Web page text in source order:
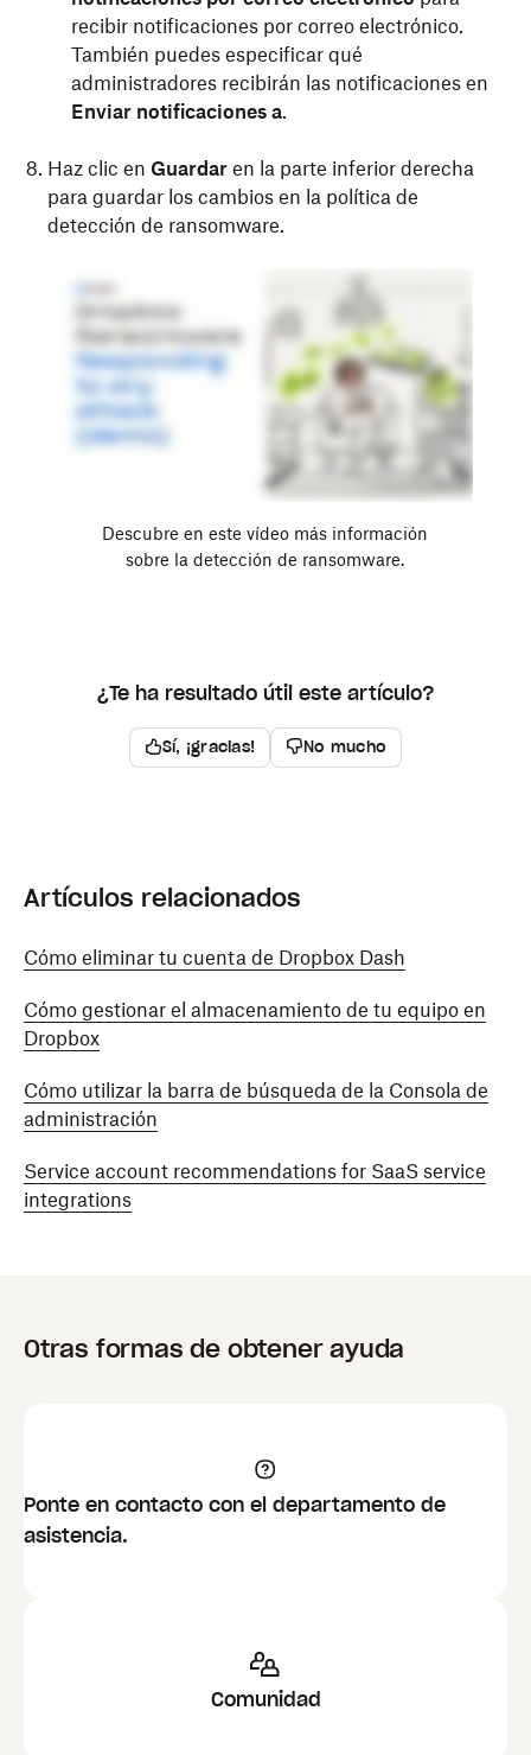
recibir notificaciones por correo electrónico.
También puedes especificar qué
administradores recibirán las notificaciones en
Enviar notificaciones a.
Haz clic en Guardar en la parte inferior derecha
para guardar los cambios en la política de
detección de ransomware.
Descubre en este vídeo más información
sobre la detección de ransomware.
¿Te ha resultado útil este artículo?
Sí, ¡gracias! No mucho
Artículos relacionados
Cómo eliminar tu cuenta de Dropbox Dash
Cómo gestionar el almacenamiento de tu equipo en
Dropbox
Cómo utilizar la barra de búsqueda de la Consola de
administración
Service account recommendations for SaaS service
integrations
Otras formas de obtener ayuda
Ponte en contacto con el departamento de
asistencia.
Comunidad